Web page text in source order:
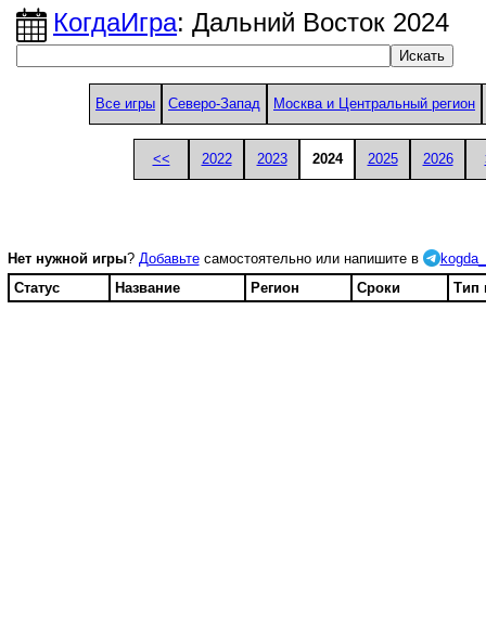
КогдаИгра: Дальний Восток 2024
Все игры Северо-Запад Москва и Центральный регион
<< 2022 2023 2024 2025 2026
Нет нужной игры? Добавьтесамостоятельно или напишите в
Статус
Название Регион Сроки Тип